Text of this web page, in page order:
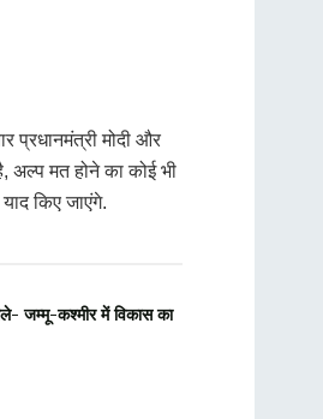
प्रधानमंत्री मोदी और
अल्प मत होने का कोई भी
किए जाएंगे.
जम्मू-कश्मीर में विकास का